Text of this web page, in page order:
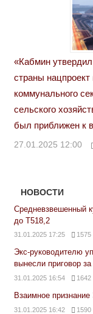
«Кабмин
страны нацпроект
коммунального
сельского
был приближен к
27.01.2025 12:00
НОВОСТИ
Средневзвешенный
до Т518,2
31.01.2025 17:25 1575
Экс-руководителю
вынесли приговор
31.01.2025 16:54 1642
Взаимное
31.01.2025 16:42 1590